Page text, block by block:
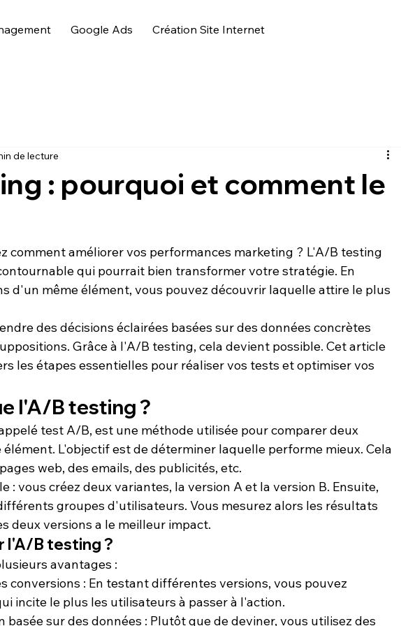
Google Ads Création Site Internet
: pourquoi et comment le
de lecture
comment améliorer vos performances marketing ? L'A/B testing
qui pourrait bien transformer votre stratégie. En
d'un même élément, vous pouvez découvrir laquelle attire le plus
des décisions éclairées basées sur des données concrètes
Grâce à l'A/B testing, cela devient possible. Cet article
les étapes essentielles pour réaliser vos tests et optimiser vos
l'A/B testing ?
test A/B, est une méthode utilisée pour comparer deux
L'objectif est de déterminer laquelle performe mieux. Cela
web, des emails, des publicités, etc.
: vous créez deux variantes, la version A et la version B. Ensuite,
groupes d'utilisateurs. Vous mesurez alors les résultats
deux versions a le meilleur impact.
l'A/B testing ?
avantages :
conversions : En testant différentes versions, vous pouvez
incite le plus les utilisateurs à passer à l'action.
basée sur des données : Plutôt que de deviner, vous utilisez des